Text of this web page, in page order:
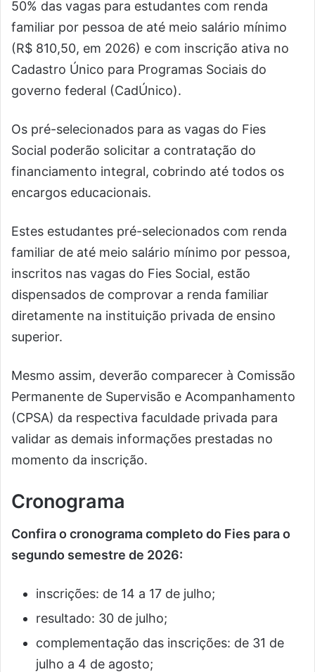
50% das vagas para estudantes com renda
familiar por pessoa de até meio salário mínimo
(R$ 810,50, em 2026) e com inscrição ativa no
Cadastro Único para Programas Sociais do
governo federal (CadÚnico).
Os pré-selecionados para as vagas do Fies
Social poderão solicitar a contratação do
financiamento integral, cobrindo até todos os
encargos educacionais.
Estes estudantes pré-selecionados com renda
familiar de até meio salário mínimo por pessoa,
inscritos nas vagas do Fies Social, estão
dispensados de comprovar a renda familiar
diretamente na instituição privada de ensino
superior.
Mesmo assim, deverão comparecer à Comissão
Permanente de Supervisão e Acompanhamento
(CPSA) da respectiva faculdade privada para
validar as demais informações prestadas no
momento da inscrição.
Cronograma
Confira o cronograma completo do Fies para o
segundo semestre de 2026:
inscrições: de 14 a 17 de julho;
resultado: 30 de julho;
complementação das inscrições: de 31 de
julho a 4 de agosto;